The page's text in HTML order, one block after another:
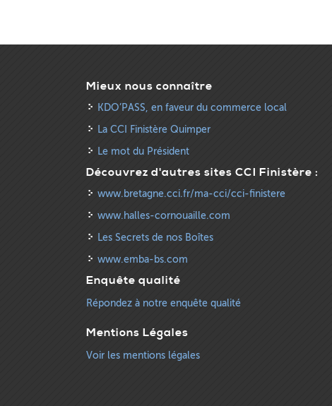
Mieux nous connaître
KDO’PASS, en faveur du commerce local
La CCI Finistère Quimper
Le mot du Président
Découvrez d'autres sites CCI Finistère :
www.bretagne.cci.fr/ma-cci/cci-finistere
www.halles-cornouaille.com
Les Secrets de nos Boîtes
www.emba-bs.com
Enquête qualité
Répondez à notre enquête qualité
Mentions Légales
Voir les mentions légales